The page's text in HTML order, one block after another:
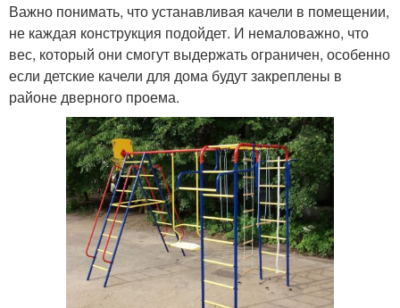
Важно понимать, что устанавливая качели в помещении,
не каждая конструкция подойдет. И немаловажно, что
вес, который они смогут выдержать ограничен, особенно
если детские качели для дома будут закреплены в
районе дверного проема.